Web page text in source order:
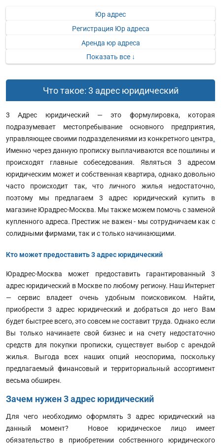
Юр адрес
Регистрация Юр адреса
Аренда юр адреса
Показать все ↓
Что такое: 3 адрес юридический
3 Адрес юридический — это формулировка, которая
подразумевает местопребывание основного предприятия,
управляющее своими подразделениями из конкретного центра.
Именно через данную прописку выплачиваются все пошлины и
происходят главные собеседования. Являться 3 адресом
юридическим может и собственная квартира, однако довольно
часто происходит так, что личного жилья недостаточно,
поэтому мы предлагаем 3 адрес юридический купить в
магазине Юрадрес-Москва. Мы также можем помочь с заменой
купленного адреса. Престиж не важен - мы сотрудничаем как с
солидными фирмами, так и с только начинающими.
Кто может предоставить 3 адрес юридический
Юрадрес-Москва может предоставить гарантированный 3
адрес юридический в Москве по любому региону. Наш Интернет
— сервис владеет очень удобным поисковиком. Найти,
приобрести 3 адрес юридический и добраться до него Вам
будет быстрее всего, это совсем не составит труда. Однако если
Вы только начинаете свой бизнес и на счету недостаточно
средств для покупки прописки, существует выбор с арендой
жилья. Выгода всех наших опций неоспорима, поскольку
предлагаемый финансовый и территориальный ассортимент
весьма обширен.
Зачем нужен 3 адрес юридический
Для чего необходимо оформлять 3 адрес юридический на
данный момент? Новое юридическое лицо имеет
обязательство в приобретении собственного юридического